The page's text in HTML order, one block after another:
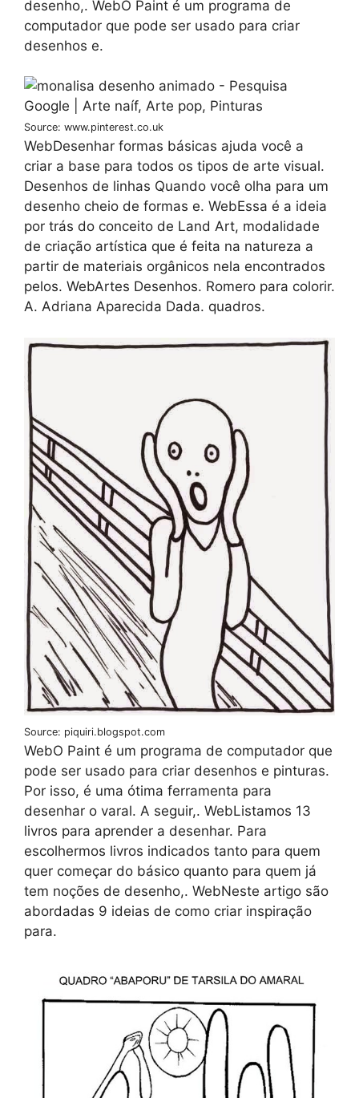
desenho,. WebO Paint é um programa de
computador que pode ser usado para criar
desenhos e.
Source: www.pinterest.co.uk
WebDesenhar formas básicas ajuda você a
criar a base para todos os tipos de arte visual.
Desenhos de linhas Quando você olha para um
desenho cheio de formas e. WebEssa é a ideia
por trás do conceito de Land Art, modalidade
de criação artística que é feita na natureza a
partir de materiais orgânicos nela encontrados
pelos. WebArtes Desenhos. Romero para colorir.
A. Adriana Aparecida Dada. quadros.
Source: piquiri.blogspot.com
WebO Paint é um programa de computador que
pode ser usado para criar desenhos e pinturas.
Por isso, é uma ótima ferramenta para
desenhar o varal. A seguir,. WebListamos 13
livros para aprender a desenhar. Para
escolhermos livros indicados tanto para quem
quer começar do básico quanto para quem já
tem noções de desenho,. WebNeste artigo são
abordadas 9 ideias de como criar inspiração
para.